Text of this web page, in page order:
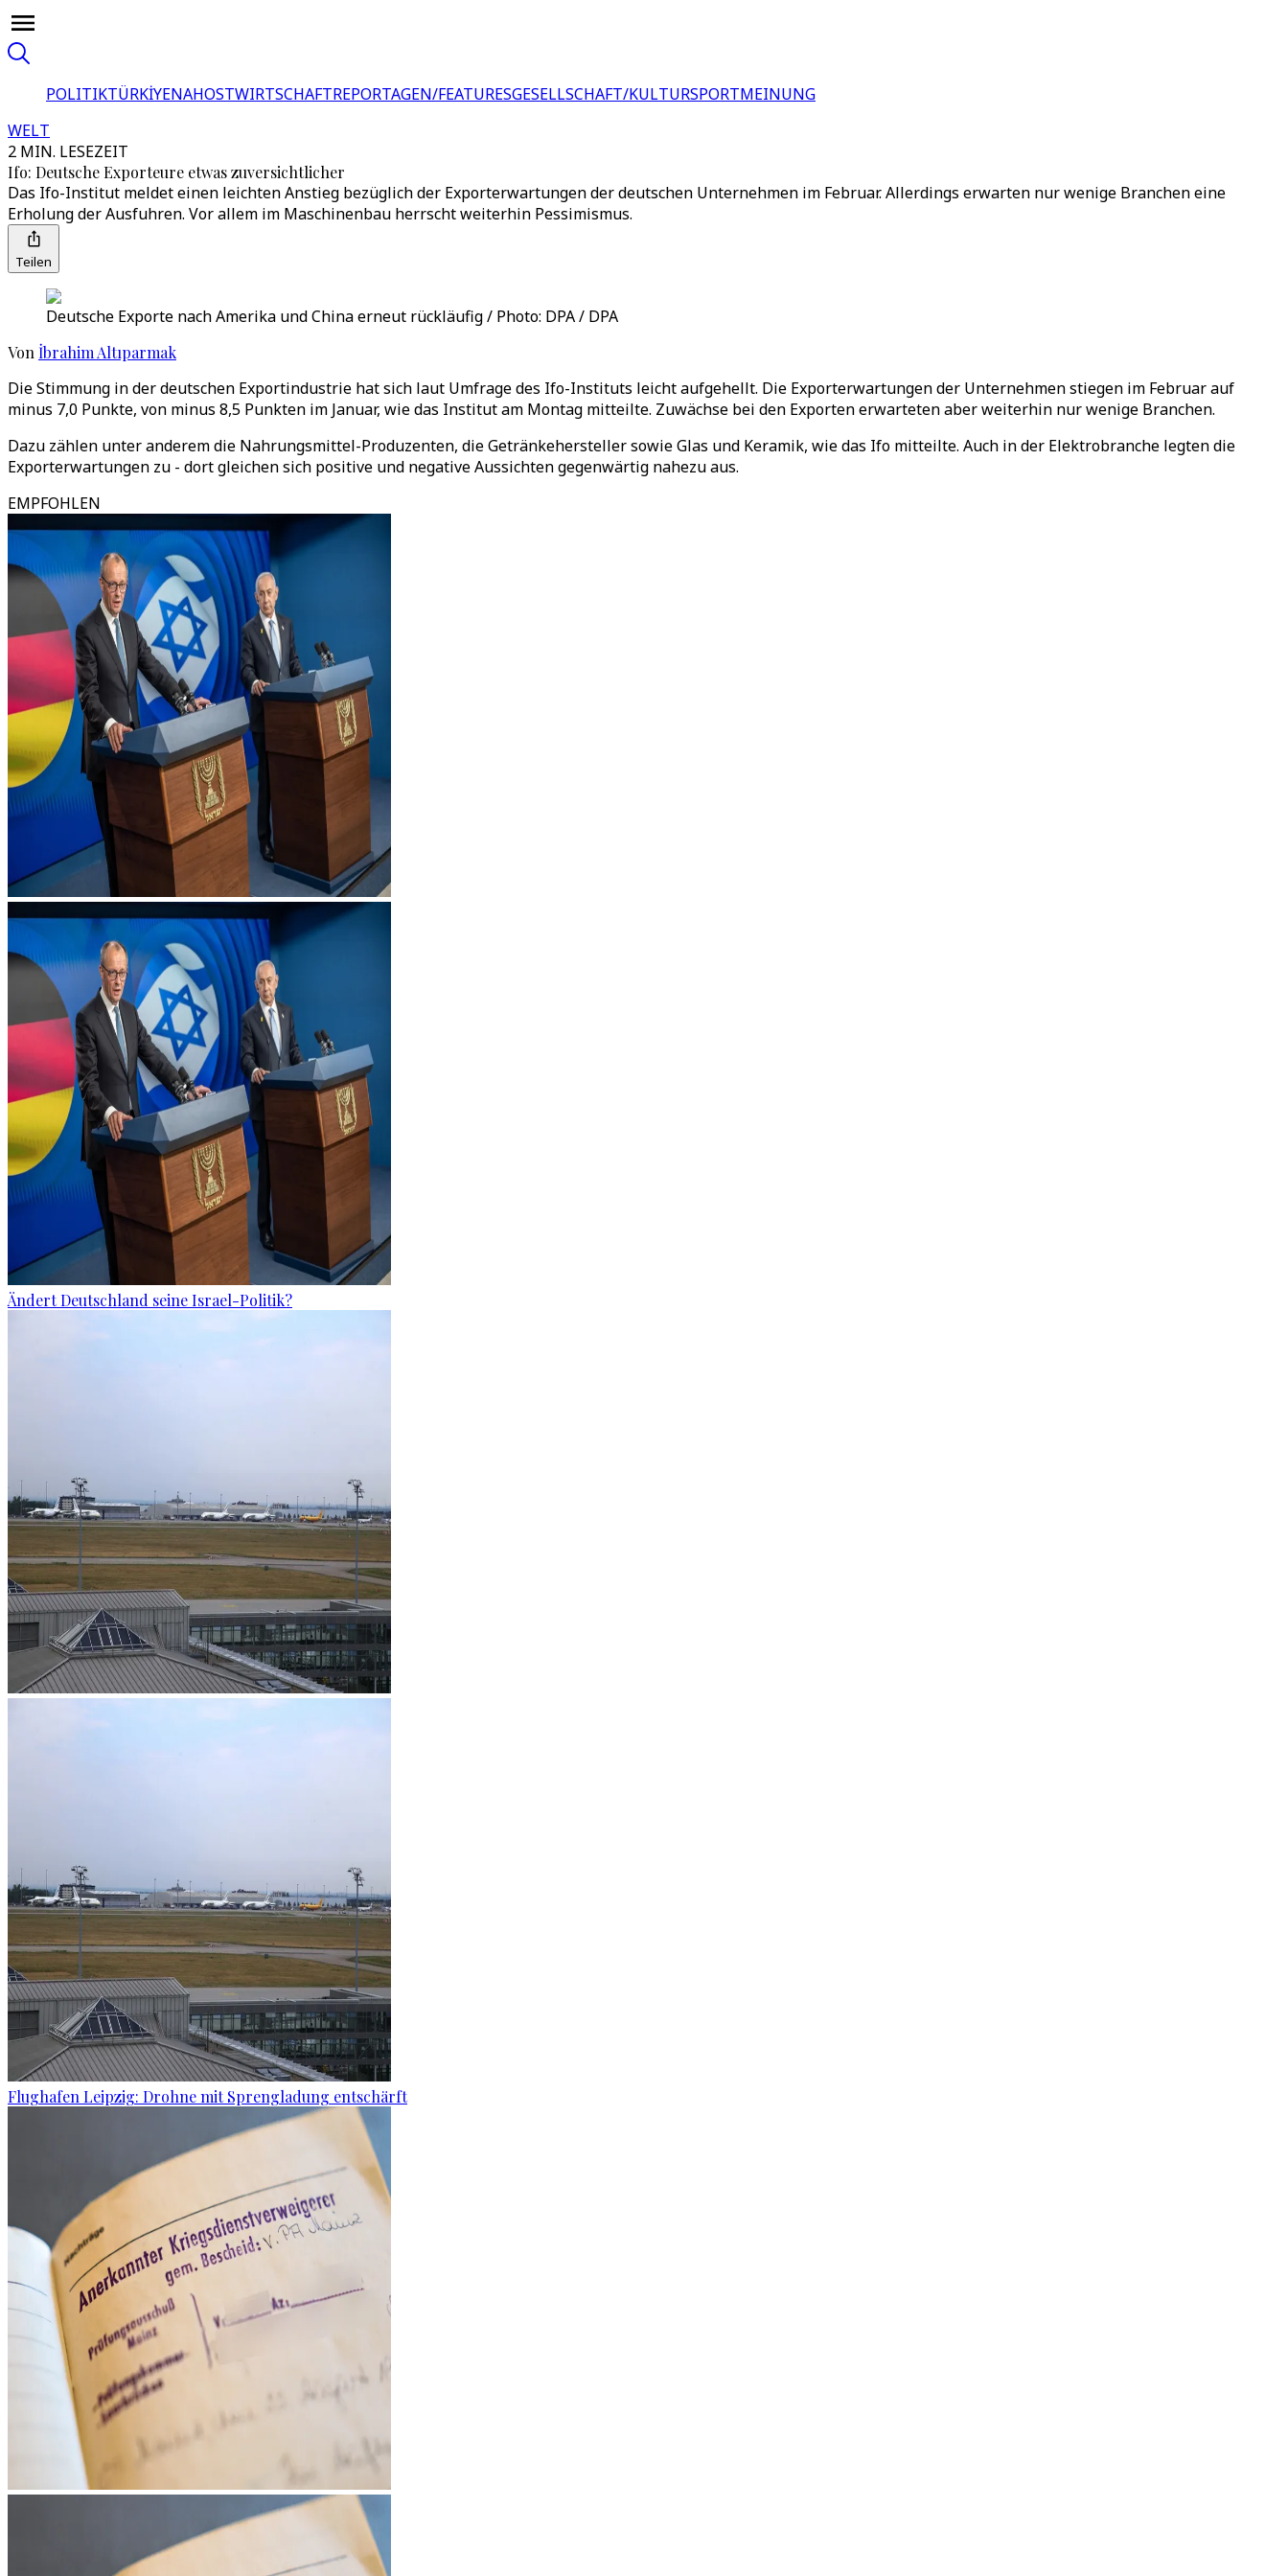
POLITIKTÜRKİYENAHOSTWIRTSCHAFTREPORTAGEN/FEATURESGESELLSCHAFT/KULTURSPORTMEINUNG
WELT
2 MIN. LESEZEIT
Ifo: Deutsche Exporteure etwas zuversichtlicher
Das Ifo-Institut meldet einen leichten Anstieg bezüglich der Exporterwartungen der deutschen Unternehmen im Februar. Allerdings erwarten nur wenige Branchen eine
Erholung der Ausfuhren. Vor allem im Maschinenbau herrscht weiterhin Pessimismus.
Teilen
Deutsche Exporte nach Amerika und China erneut rückläufig / Photo: DPA / DPA
Von İbrahim Altıparmak
Die Stimmung in der deutschen Exportindustrie hat sich laut Umfrage des Ifo-Instituts leicht aufgehellt. Die Exporterwartungen der Unternehmen stiegen im Februar auf
minus 7,0 Punkte, von minus 8,5 Punkten im Januar, wie das Institut am Montag mitteilte. Zuwächse bei den Exporten erwarteten aber weiterhin nur wenige Branchen.
Dazu zählen unter anderem die Nahrungsmittel-Produzenten, die Getränkehersteller sowie Glas und Keramik, wie das Ifo mitteilte. Auch in der Elektrobranche legten die
Exporterwartungen zu - dort gleichen sich positive und negative Aussichten gegenwärtig nahezu aus.
EMPFOHLEN
Ändert Deutschland seine Israel-Politik?
Flughafen Leipzig: Drohne mit Sprengladung entschärft